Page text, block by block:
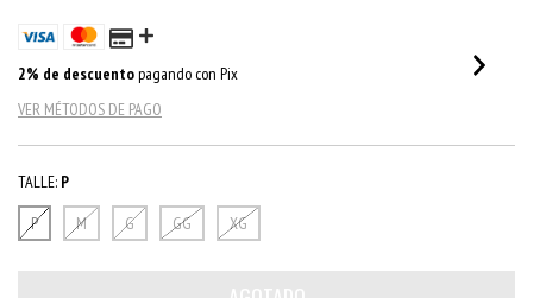
2% de descuentopagando con Pix
VER MÉTODOS DE PAGO
TALLE: P
P
M G GG XG